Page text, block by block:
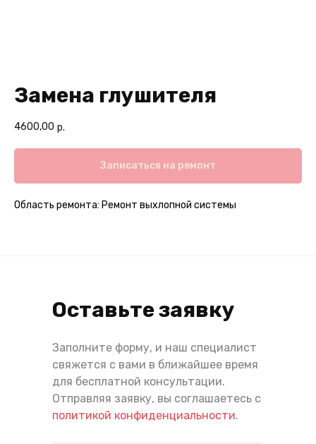
Замена глушителя
4600,00 р.
Записаться на ремонт
Область ремонта: Ремонт выхлопной системы
Оставьте заявку
Заполните форму, и наш специалист
свяжется с вами в ближайшее время
для бесплатной консультации.
Отправляя заявку, вы соглашаетесь с
политикой конфиденциальности.